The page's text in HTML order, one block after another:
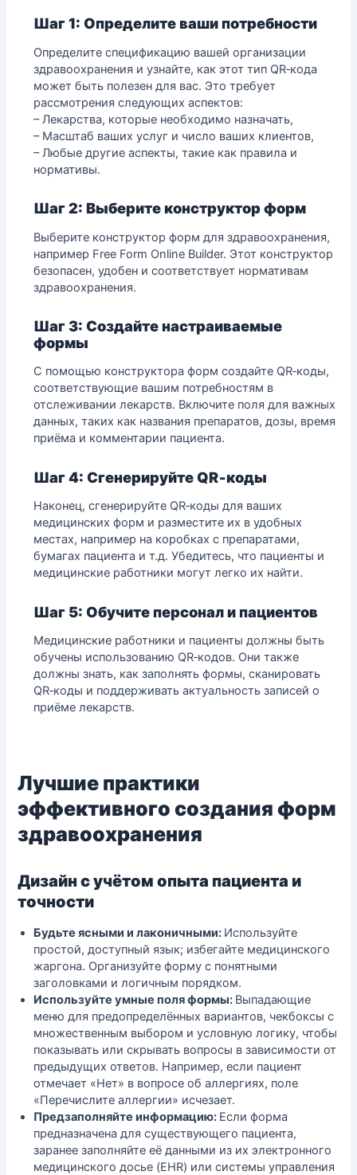
Шаг 1: Определите ваши потребности
Определите спецификацию вашей организации
здравоохранения и узнайте, как этот тип QR‑кода
может быть полезен для вас. Это требует
рассмотрения следующих аспектов:
– Лекарства, которые необходимо назначать,
– Масштаб ваших услуг и число ваших клиентов,
– Любые другие аспекты, такие как правила и
нормативы.
Шаг 2: Выберите конструктор форм
Выберите конструктор форм для здравоохранения,
например Free Form Online Builder. Этот конструктор
безопасен, удобен и соответствует нормативам
здравоохранения.
Шаг 3: Создайте настраиваемые
формы
С помощью конструктора форм создайте QR‑коды,
соответствующие вашим потребностям в
отслеживании лекарств. Включите поля для важных
данных, таких как названия препаратов, дозы, время
приёма и комментарии пациента.
Шаг 4: Сгенерируйте QR‑коды
Наконец, сгенерируйте QR‑коды для ваших
медицинских форм и разместите их в удобных
местах, например на коробках с препаратами,
бумагах пациента и т.д. Убедитесь, что пациенты и
медицинские работники могут легко их найти.
Шаг 5: Обучите персонал и пациентов
Медицинские работники и пациенты должны быть
обучены использованию QR‑кодов. Они также
должны знать, как заполнять формы, сканировать
QR‑коды и поддерживать актуальность записей о
приёме лекарств.
Лучшие практики
эффективного создания форм
здравоохранения
Дизайн с учётом опыта пациента и
точности
Будьте ясными и лаконичными: Используйте
простой, доступный язык; избегайте медицинского
жаргона. Организуйте форму с понятными
заголовками и логичным порядком.
Используйте умные поля формы: Выпадающие
меню для предопределённых вариантов, чекбоксы с
множественным выбором и условную логику, чтобы
показывать или скрывать вопросы в зависимости от
предыдущих ответов. Например, если пациент
отмечает «Нет» в вопросе об аллергиях, поле
«Перечислите аллергии» исчезает.
Предзаполняйте информацию: Если форма
предназначена для существующего пациента,
заранее заполняйте её данными из их электронного
медицинского досье (EHR) или системы управления